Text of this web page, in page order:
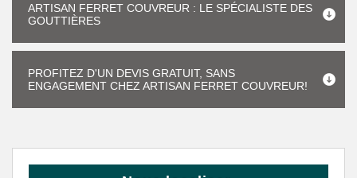
ARTISAN FERRET COUVREUR : LE SPÉCIALISTE DES
GOUTTIÈRES
PROFITEZ D'UN DEVIS GRATUIT, SANS
ENGAGEMENT CHEZ ARTISAN FERRET COUVREUR!